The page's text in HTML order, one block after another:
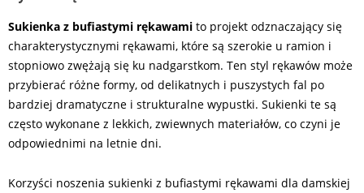
Sukienka z bufiastymi rękawami to projekt odznaczający się
charakterystycznymi rękawami, które są szerokie u ramion i
stopniowo zwężają się ku nadgarstkom. Ten styl rękawów może
przybierać różne formy, od delikatnych i puszystych fal po
bardziej dramatyczne i strukturalne wypustki. Sukienki te są
często wykonane z lekkich, zwiewnych materiałów, co czyni je
odpowiednimi na letnie dni.
Korzyści noszenia sukienki z bufiastymi rękawami dla damskiej